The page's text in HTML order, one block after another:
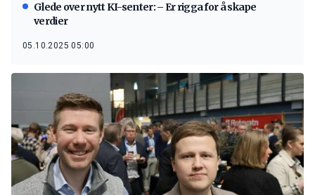
Glede over nytt KI-senter: – Er rigga for å skape
verdier
05.10.2025 05:00